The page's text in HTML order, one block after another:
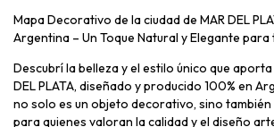
Mapa Decorativo de la ciudad de MAR DEL
Argentina – Un Toque Natural y Elegante para
Descubrí la belleza y el estilo único que aporta
DEL PLATA, diseñado y producido 100% en
no solo es un objeto decorativo, sino también
para quienes valoran la calidad y el diseño